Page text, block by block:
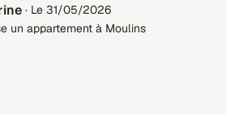
· Le 31/05/2026
un appartement à Moulins